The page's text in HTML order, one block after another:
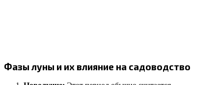
Фазы луны и их влияние на садоводство